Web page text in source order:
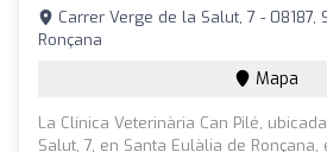
Carrer Verge de la Salut, 7 - 08187,
Ronçana
Mapa
La Clínica Veterinària Can Pilé,
Salut, 7, en Santa Eulàlia de